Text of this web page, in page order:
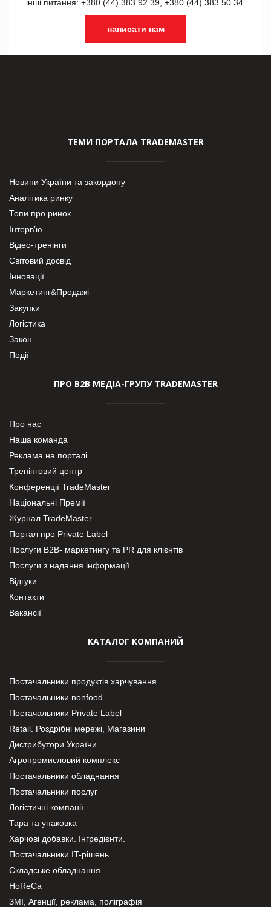
інші питання: +380 (44) 383 92 39, +380 (44) 383 50 34.
написати нам
ТЕМИ ПОРТАЛА TRADEMASTER
Новини України та закордону
Аналітика ринку
Топи про ринок
Інтерв’ю
Відео-тренінги
Світовий досвід
Інновації
Маркетинг&Продажі
Закупки
Логістика
Закон
Події
ПРО В2В МЕДІА-ГРУПУ TRADEMASTER
Про нас
Наша команда
Реклама на порталі
Тренінговий центр
Конференції TradeMaster
Національні Премії
Журнал TradeMaster
Портал про Private Label
Послуги В2В- маркетингу та PR для клієнтів
Послуги з надання інформації
Відгуки
Контакти
Вакансії
КАТАЛОГ КОМПАНИЙ
Постачальники продуктів харчування
Постачальники nonfood
Постачальники Private Label
Retail. Роздрібні мережі, Магазини
Дистрибутори України
Агропромисловий комплекс
Постачальники обладнання
Постачальники послуг
Логістичні компанії
Тара та упаковка
Харчові добавки. Інгредієнти.
Постачальники IT-рішень
Складське обладнання
HoReCa
ЗМІ, Агенції, реклама, поліграфія